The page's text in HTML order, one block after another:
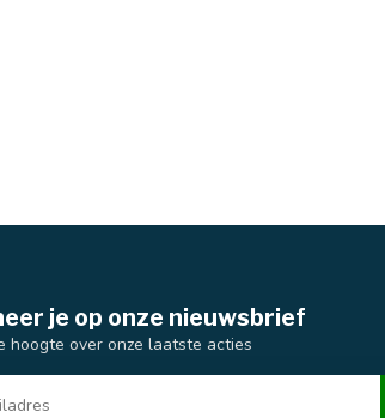
je op onze nieuwsbrief
hoogte over onze laatste acties